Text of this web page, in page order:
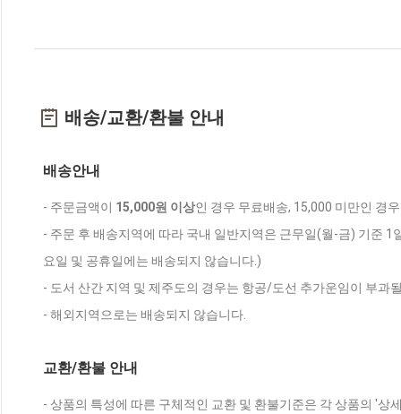
배송/교환/환불 안내
배송안내
- 주문금액이 15,000원 이상인 경우 무료배송, 15,000 미만인 경
- 주문 후 배송지역에 따라 국내 일반지역은 근무일(월-금) 기준
요일 및 공휴일에는 배송되지 않습니다.)
- 도서 산간 지역 및 제주도의 경우는 항공/도선 추가운임이 부과
- 해외지역으로는 배송되지 않습니다.
교환/환불 안내
- 상품의 특성에 따른 구체적인 교환 및 환불기준은 각 상품의 '상